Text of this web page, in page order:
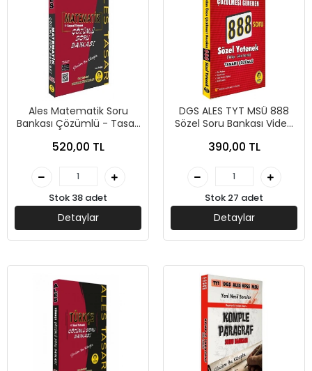
Ales Matematik Soru
Bankası Çözümlü - Tasarı
520,00 TL
Stok 38 adet
Detaylar
DGS ALES TYT MSÜ 888
Sözel Soru Bankası Video
Yayınları
390,00 TL
Stok 27 adet
Detaylar